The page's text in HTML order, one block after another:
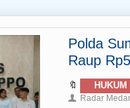
Polda
Raup
🔖
👤 Radar